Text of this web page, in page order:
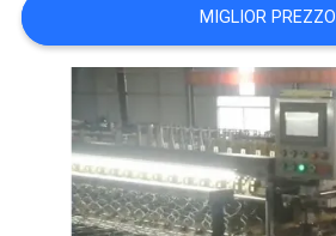
NORME
SULLA
PRIVACY
MIGLIOR PREZZO